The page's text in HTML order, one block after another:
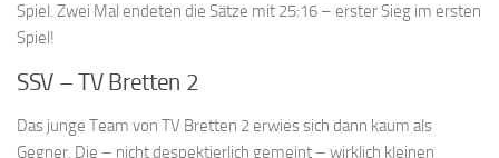
Spiel. Zwei Mal endeten die Sätze mit 25:16 – erster Sieg im ersten
Spiel!
SSV – TV Bretten 2
Das junge Team von TV Bretten 2 erwies sich dann kaum als
Gegner. Die – nicht despektierlich gemeint – wirklich kleinen